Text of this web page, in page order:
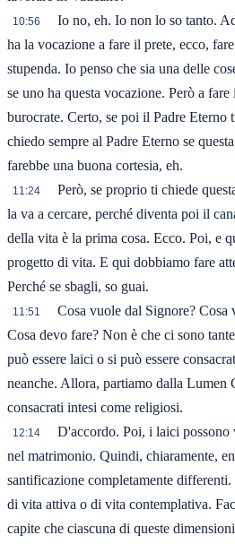
10:56
Io no, eh. Io non lo so tanto.
ha la vocazione a fare il prete, ecco,
stupenda. Io penso che sia una delle
se uno ha questa vocazione. Però a
burocrate. Certo, se poi il Padre Eterno
chiedo sempre al Padre Eterno se
farebbe una buona cortesia, eh.
11:24
Però, se proprio ti chiede
la va a cercare, perché diventa poi il
della vita è la prima cosa. Ecco. Poi, e
progetto di vita. E qui dobbiamo fare
Perché se sbagli, so guai.
11:51
Cosa vuole dal Signore? Cosa
Cosa devo fare? Non è che ci sono
può essere laici o si può essere
neanche. Allora, partiamo dalla Lumen
consacrati intesi come religiosi.
12:14
D'accordo. Poi, i laici
nel matrimonio. Quindi, chiaramente,
santificazione completamente
di vita attiva o di vita contemplativa.
capite che ciascuna di queste